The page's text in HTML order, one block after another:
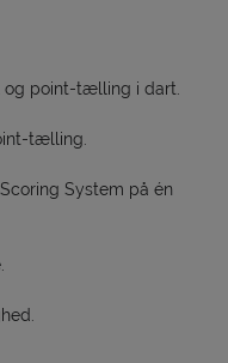
og point-tælling i dart.
tælling.
System på én